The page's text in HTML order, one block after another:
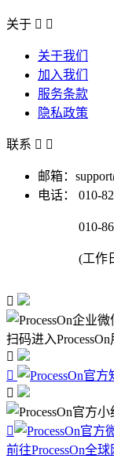
关于  
关于我们
加入我们
服务条款
隐私政策
联系  
邮箱：
电话：
010-
010-
(工作

扫码进入




前往ProcessOn全